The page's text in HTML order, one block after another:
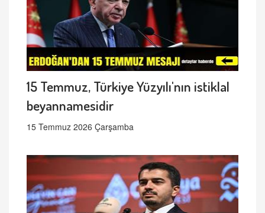
15 Temmuz, Türkiye Yüzyılı'nın istiklal
beyannamesidir
15 Temmuz 2026 Çarşamba